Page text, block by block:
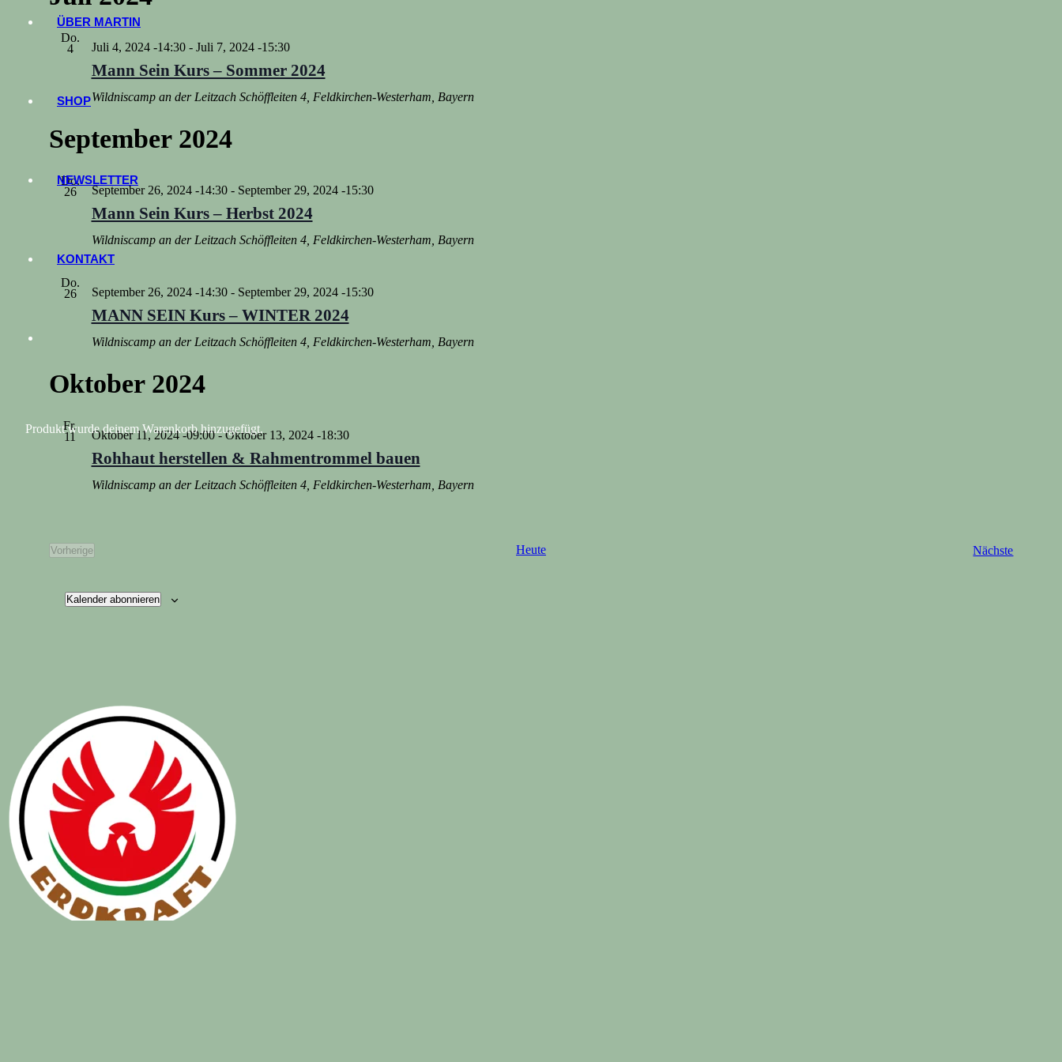
ÜBER MARTIN
SHOP
NEWSLETTER
KONTAKT
Produktwurde deinem Warenkorb hinzugefügt.
Do.
4
Mann Sein Kurs – Sommer 2024
Juli 4, 2024 -14:30- Juli 7, 2024 -15:30
Wildniscamp an der Leitzach Schöffleiten 4, Feldkirchen-Westerham, Bayern
September 2024
Do.
26
Mann Sein Kurs – Herbst 2024
September 26, 2024 -14:30- September 29, 2024 -15:30
Wildniscamp an der Leitzach Schöffleiten 4, Feldkirchen-Westerham, Bayern
Do.
26
MANN SEIN Kurs – WINTER 2024
September 26, 2024 -14:30- September 29, 2024 -15:30
Wildniscamp an der Leitzach Schöffleiten 4, Feldkirchen-Westerham, Bayern
Oktober 2024
Fr.
11
Rohhaut herstellen & Rahmentrommel bauen
Oktober 11, 2024 -09:00-Oktober 13, 2024 -18:30
Wildniscamp an der Leitzach Schöffleiten 4, Feldkirchen-Westerham, Bayern
Vorherige
Heute Nächste
Kalender abonnieren